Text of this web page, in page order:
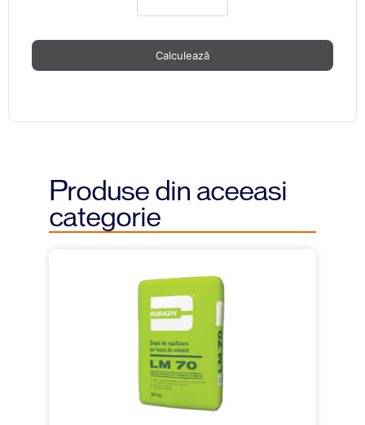
Calculează
Produse din aceeasi
categorie